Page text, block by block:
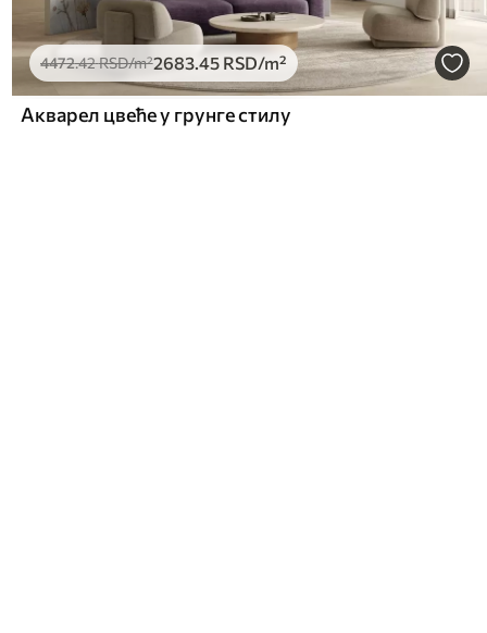
4472.42RSD/m²2683.45 RSD/m²
Акварел цвеће у грунге стилу